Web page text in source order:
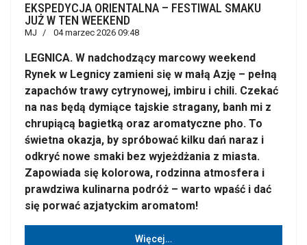
EKSPEDYCJA ORIENTALNA – FESTIWAL SMAKU
JUŻ W TEN WEEKEND
MJ 04 marzec 2026 09:48
LEGNICA. W nadchodzący marcowy weekend
Rynek w Legnicy zamieni się w małą Azję – pełną
zapachów trawy cytrynowej, imbiru i chili. Czekać
na nas będą dymiące tajskie stragany, banh mi z
chrupiącą bagietką oraz aromatyczne pho. To
świetna okazja, by spróbować kilku dań naraz i
odkryć nowe smaki bez wyjeżdżania z miasta.
Zapowiada się kolorowa, rodzinna atmosfera i
prawdziwa kulinarna podróż – warto wpaść i dać
się porwać azjatyckim aromatom!
Więcej…